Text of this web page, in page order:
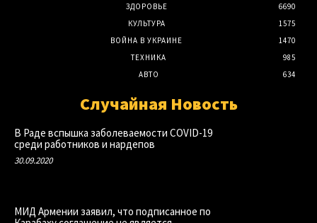
ЗДОРОВЬЕ
6690
КУЛЬТУРА
1575
ВОЙНА В УКРАИНЕ
1470
ТЕХНИКА
985
АВТО
634
Случайная Новость
В Раде вспышка заболеваемости COVID-19
среди работников и нардепов
30.09.2020
МИД Армении заявил, что подписанное по